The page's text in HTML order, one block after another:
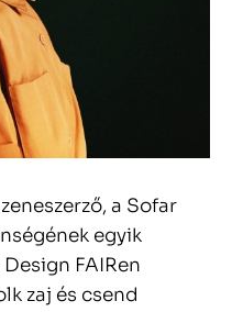
a Sofar
egyik
FAIRen
zaj és csend